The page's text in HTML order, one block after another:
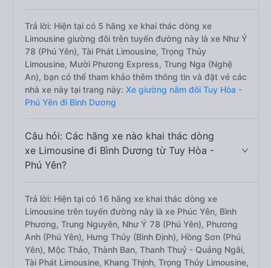
Trả lời: Hiện tại có 5 hãng xe khai thác dòng xe
Limousine giường đôi trên tuyến đường này là xe Như Ý
78 (Phú Yên), Tài Phát Limousine, Trọng Thủy
Limousine, Mười Phương Express, Trung Nga (Nghệ
An), bạn có thể tham khảo thêm thông tin và đặt vé các
nhà xe này tại trang này: Xe giường nằm đôi Tuy Hòa -
Phú Yên đi Bình Dương
Câu hỏi: Các hãng xe nào khai thác dòng
xe Limousine đi Bình Dương từ Tuy Hòa -
Phú Yên?
Trả lời: Hiện tại có 16 hãng xe khai thác dòng xe
Limousine trên tuyến đường này là xe Phúc Yên, Bình
Phương, Trung Nguyên, Như Ý 78 (Phú Yên), Phương
Anh (Phú Yên), Hưng Thủy (Bình Định), Hồng Sơn (Phú
Yên), Mộc Thảo, Thành Ban, Thanh Thuỷ - Quảng Ngãi,
Tài Phát Limousine, Khang Thịnh, Trọng Thủy Limousine,